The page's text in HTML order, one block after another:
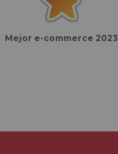
Mejor e-commerce 2023